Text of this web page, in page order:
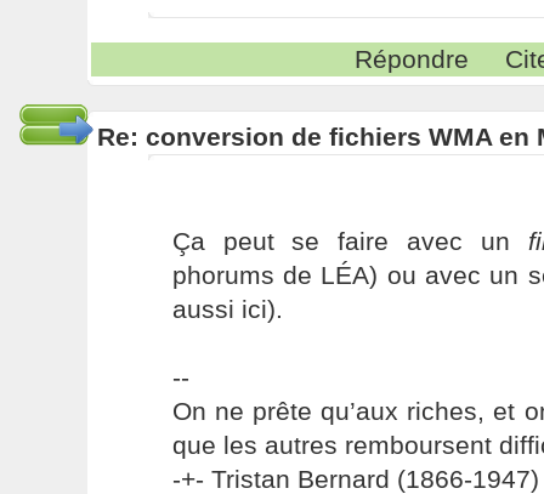
Répondre
Re: conversion de fichiers WMA en
Ça peut se faire avec un
phorums de LÉA) ou avec un
aussi ici).
--
On ne prête qu’aux riches, et
que les autres remboursent
-+- Tristan Bernard (1866-1947)